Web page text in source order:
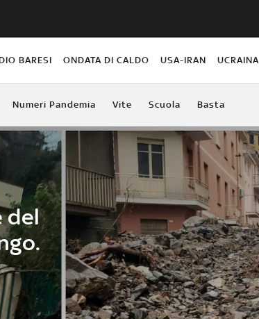
BARESI ONDATA DI CALDO USA-IRAN UCRAINA
Numeri Pandemia Vite Scuola Basta
del